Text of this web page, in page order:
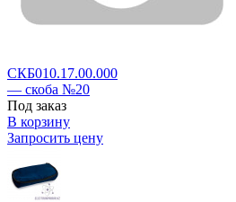
СКБ010.17.00.000
— скоба №20
Под заказ
В корзину
Запросить цену